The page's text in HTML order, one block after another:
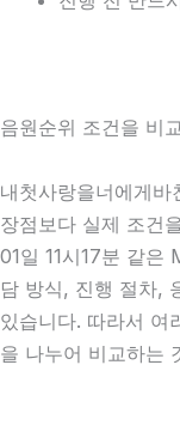
음원순위 조건을 비
내첫사랑을너에게
장점보다 실제 조건
01일 11시17분 같은
담 방식, 진행 절차,
있습니다. 따라서 여
을 나누어 비교하는